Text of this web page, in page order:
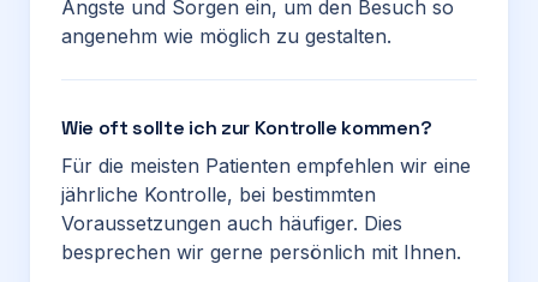
Ängste und Sorgen ein, um den Besuch so
angenehm wie möglich zu gestalten.
Wie oft sollte ich zur Kontrolle kommen?
Für die meisten Patienten empfehlen wir eine
jährliche Kontrolle, bei bestimmten
Voraussetzungen auch häufiger. Dies
besprechen wir gerne persönlich mit Ihnen.